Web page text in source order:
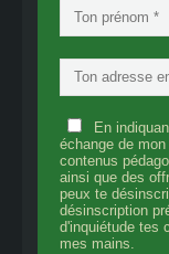
En
échange de
contenus
ainsi que des
peux te
désinscription
d'inquiétude tes
mes mains.